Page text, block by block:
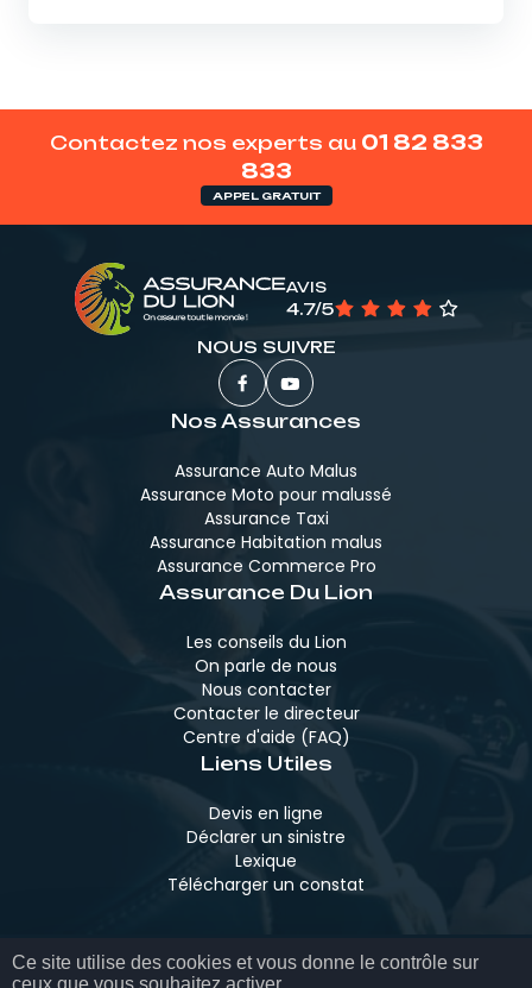
Contactez nos experts au 01 82 833
833
APPEL GRATUIT
AVIS
4.7/5
NOUS SUIVRE
Nos Assurances
Assurance Auto Malus
Assurance Moto pour malussé
Assurance Taxi
Assurance Habitation malus
Assurance Commerce Pro
Assurance Du Lion
Les conseils du Lion
On parle de nous
Nous contacter
Contacter le directeur
Centre d'aide (FAQ)
Liens Utiles
Devis en ligne
Déclarer un sinistre
Lexique
Télécharger un constat
MENTIONS LÉGALES
POLITIQUE DE CONFIDENTIALITÉ
Ce site utilise des cookies et vous donne le contrôle sur
ceux que vous souhaitez activer